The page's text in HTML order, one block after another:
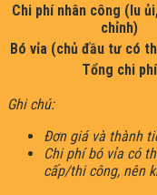
Chi phí nhân công (lu
chỉnh)
Bó vỉa (chủ đầu tư có
Tổng chi phí
Ghi chú:
Đơn giá và thành
Chi phí bó vỉa có
cấp/thi công, nên